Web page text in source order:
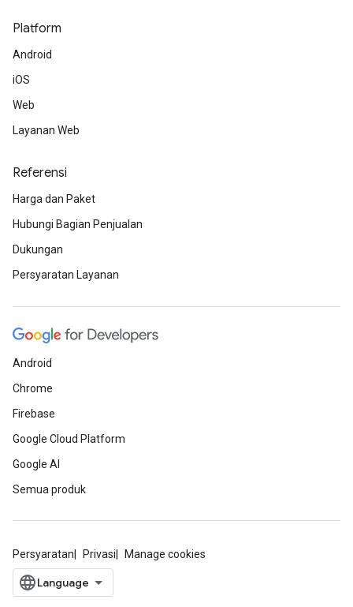
Platform
Android
iOS
Web
Layanan Web
Referensi
Harga dan Paket
Hubungi Bagian Penjualan
Dukungan
Persyaratan Layanan
Android
Chrome
Firebase
Google Cloud Platform
Google AI
Semua produk
Persyaratan Privasi Manage cookies